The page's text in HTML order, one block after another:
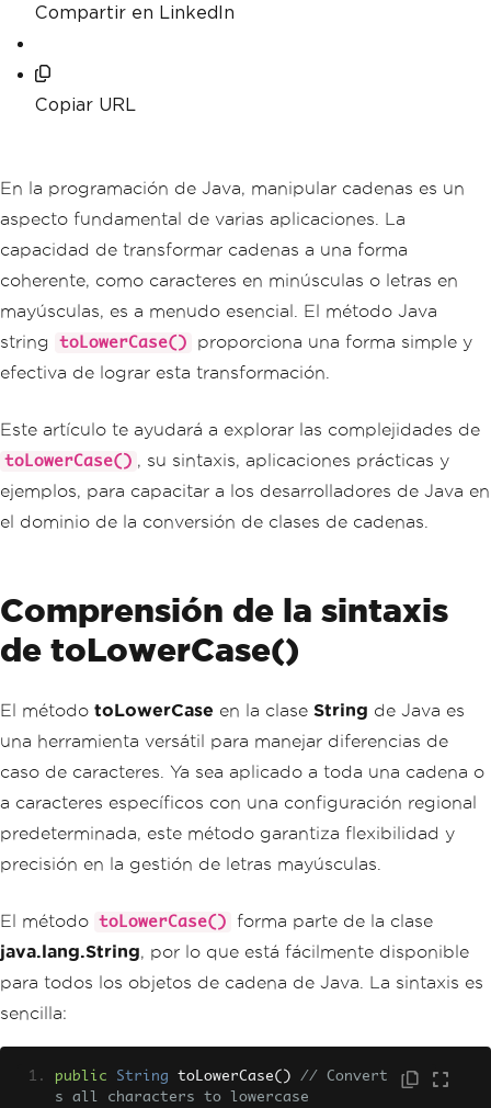
Compartir en LinkedIn
Copiar URL
En la programación de Java, manipular cadenas es un
aspecto fundamental de varias aplicaciones. La
capacidad de transformar cadenas a una forma
coherente, como caracteres en minúsculas o letras en
mayúsculas, es a menudo esencial. El método Java
string
toLowerCase()
proporciona una forma simple y
efectiva de lograr esta transformación.
Este artículo te ayudará a explorar las complejidades de
toLowerCase() , su sintaxis, aplicaciones prácticas y
ejemplos, para capacitar a los desarrolladores de Java en
el dominio de la conversión de clases de cadenas.
Comprensión de la sintaxis
de toLowerCase()
El método toLowerCase en la clase String de Java es
una herramienta versátil para manejar diferencias de
caso de caracteres. Ya sea aplicado a toda una cadena o
a caracteres específicos con una configuración regional
predeterminada, este método garantiza flexibilidad y
precisión en la gestión de letras mayúsculas.
El método toLowerCase()
forma parte de la clase
java.lang.String, por lo que está fácilmente disponible
para todos los objetos de cadena de Java. La sintaxis es
sencilla:
public String toLowerCase()
// Convert
s all characters to lowercase